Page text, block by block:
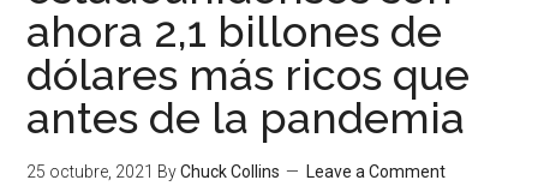
ahora 2,1 billones de
dólares más ricos que
antes de la pandemia
25 octubre, 2021 ByChuck Collins Leave a Comment